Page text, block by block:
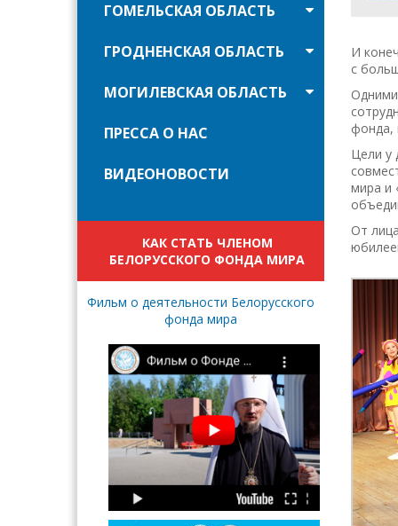
ГОМЕЛЬСКАЯ ОБЛАСТЬ
ГРОДНЕНСКАЯ ОБЛАСТЬ
МОГИЛЕВСКАЯ ОБЛАСТЬ
ПРЕССА О НАС
ВИДЕОНОВОСТИ
КАК СТАТЬ ЧЛЕНОМ
БЕЛОРУССКОГО ФОНДА МИРА
Фильм о деятельности Белорусского
фонда мира
И
с
фонда,
Цели у
мира и
От